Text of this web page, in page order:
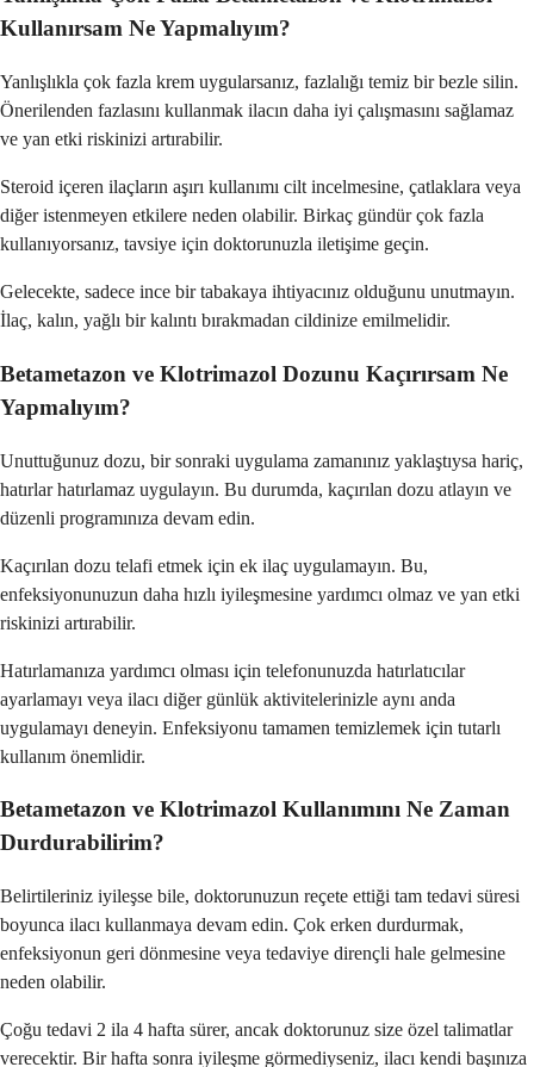
Kullanırsam Ne Yapmalıyım?
Yanlışlıkla çok fazla krem ​​uygularsanız, fazlalığı temiz bir bezle silin.
Önerilenden fazlasını kullanmak ilacın daha iyi çalışmasını sağlamaz
ve yan etki riskinizi artırabilir.
Steroid içeren ilaçların aşırı kullanımı cilt incelmesine, çatlaklara veya
diğer istenmeyen etkilere neden olabilir. Birkaç gündür çok fazla
kullanıyorsanız, tavsiye için doktorunuzla iletişime geçin.
Gelecekte, sadece ince bir tabakaya ihtiyacınız olduğunu unutmayın.
İlaç, kalın, yağlı bir kalıntı bırakmadan cildinize emilmelidir.
Betametazon ve Klotrimazol Dozunu Kaçırırsam Ne
Yapmalıyım?
Unuttuğunuz dozu, bir sonraki uygulama zamanınız yaklaştıysa hariç,
hatırlar hatırlamaz uygulayın. Bu durumda, kaçırılan dozu atlayın ve
düzenli programınıza devam edin.
Kaçırılan dozu telafi etmek için ek ilaç uygulamayın. Bu,
enfeksiyonunuzun daha hızlı iyileşmesine yardımcı olmaz ve yan etki
riskinizi artırabilir.
Hatırlamanıza yardımcı olması için telefonunuzda hatırlatıcılar
ayarlamayı veya ilacı diğer günlük aktivitelerinizle aynı anda
uygulamayı deneyin. Enfeksiyonu tamamen temizlemek için tutarlı
kullanım önemlidir.
Betametazon ve Klotrimazol Kullanımını Ne Zaman
Durdurabilirim?
Belirtileriniz iyileşse bile, doktorunuzun reçete ettiği tam tedavi süresi
boyunca ilacı kullanmaya devam edin. Çok erken durdurmak,
enfeksiyonun geri dönmesine veya tedaviye dirençli hale gelmesine
neden olabilir.
Çoğu tedavi 2 ila 4 hafta sürer, ancak doktorunuz size özel talimatlar
verecektir. Bir hafta sonra iyileşme görmediyseniz, ilacı kendi başınıza